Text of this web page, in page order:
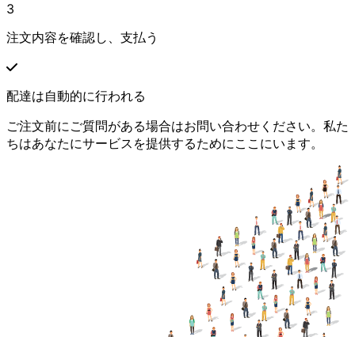
3
注文内容を確認し、支払う
配達は自動的に行われる
ご注文前にご質問がある場合はお問い合わせください。私た
ちはあなたにサービスを提供するためにここにいます。